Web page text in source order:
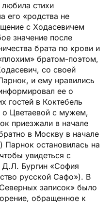
стихи
его «родства не
с Ходасевичем
значение после
брата по крови и
братом-поэтом,
со своей
и ему нравились
ее о
гостей в Коктебель
о Цветаевой с мужем,
приезжали в начале
в Москву в начале
) Парнок остановилась на
увидеться с
Д.Л. Бургин «София
русской Сафо»). В
записок» было
обращенное к